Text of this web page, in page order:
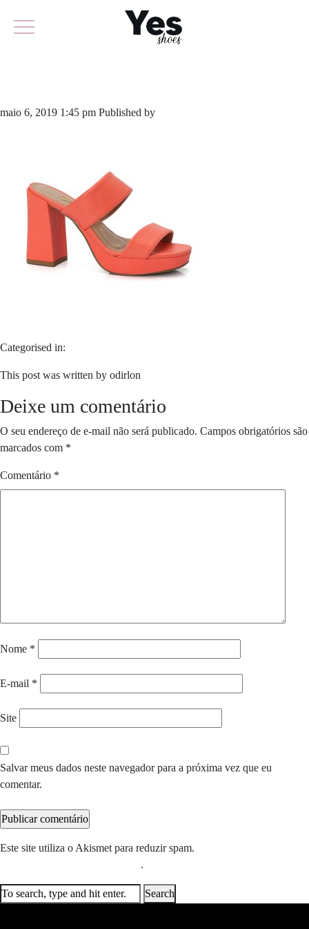
maio 6, 2019 1:45 pm Published by
Categorised in:
This post was written by odirlon
Deixe um comentário
O seu endereço de e-mail não será publicado. Campos obrigatórios são
marcados com *
Comentário *
Nome *
E-mail *
Site
Salvar meus dados neste navegador para a próxima vez que eu
comentar.
Este site utiliza o Akismet para reduzir spam.
.
Search